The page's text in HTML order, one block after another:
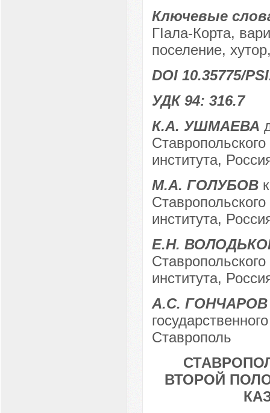
Ключевые
ГIала-Корта,
поселение,
DOI 10.35775/
УДК 94: 316.7
К.А. УШМАЕВА
Ставропольского
института,
М.А. ГОЛУБОВ
Ставропольского
института,
Е.Н.
Ставропольского
института,
А.С. ГОНЧАРОВ
Ставрополь
ВТОРОЙ